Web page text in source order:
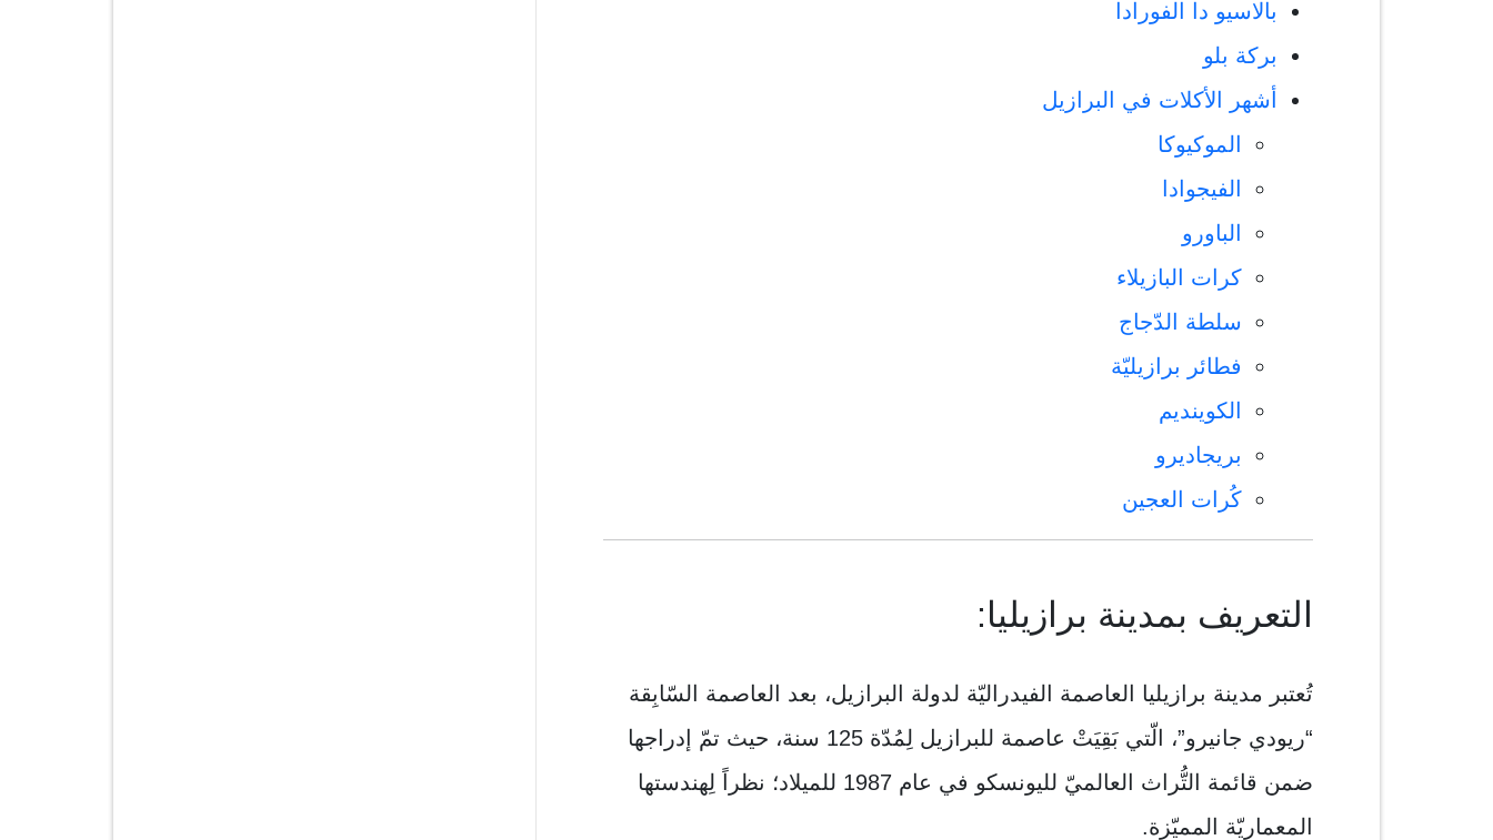
بالاسيو دا الفورادا
بركة بلو
أشهر الأكلات في البرازيل
الموكيوكا
الفيجوادا
الباورو
كرات البازيلاء
سلطة الدّجاج
فطائر برازيليّة
الكوينديم
بريجاديرو
كُرات العجين
التعريف بمدينة برازيليا:
تُعتبر مدينة برازيليا العاصمة الفيدراليّة لدولة البرازيل، بعد العاصمة السّابِقة
“ريودي جانيرو”، الّتي بَقِيَتْ عاصمة للبرازيل لِمُدّة 125 سنة، حيث تمّ إدراجها
ضمن قائمة التُّراث العالميّ لليونسكو في عام 1987 للميلاد؛ نظراً لِهندستها
المعماريّة المميّزة.